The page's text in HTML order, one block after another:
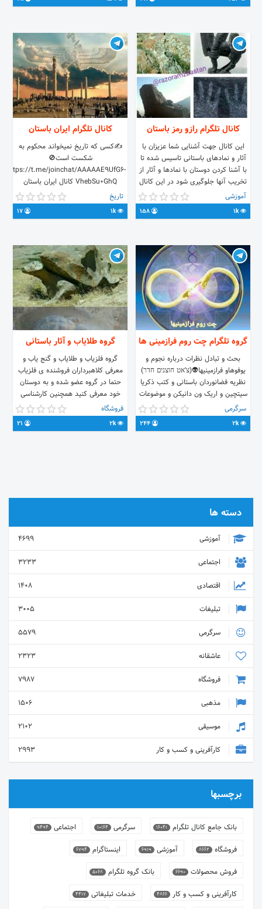
@dariiush1992 آیدی استاد داریوش
کانال تلگرام رازو رمز باستان
این کانال جهت آشنایی شما عزیزان با
آثار و نمادهای باستانی تاسیس شدە تا
با آشنا کردن دوستان با نمادها و آثار از
تخریب آنها جلوگیری شود در این کانال
تفسیر عکس و همچنین فروش
سیستمهای فلزیابی هم صورت میگیرد
ایدی مدیریت @felzyabbehtar
آموزشی
1k
کانال تلگرام ایران باستان
✍کسی که تاریخ نمیخواند محکوم به
شکست است🚫
https://t.me/joinchat/AAAAAE9UfG6-
VhebSu0GhQ کانال ایران باستان
تاریخ
1k
گروه تلگرام چت روم فرازمینی ها
بحث و تبادل نظرات درباره نجوم و
یوفوهاو فرازمینیها👽(צ'אט חוצנים חדר)
نظریه فضانوردان باستانی و کتب ذکریا
سیتچین و اریک ون دانیکن و موضوعات
همراستا بحث ادیان فقط با رعایت
احترام تبلیغات کانالها و گروههای
همراستا با اجازه ادمین بلامانع
سرگرمی
2k
گروه طلایاب و آثار باستانی
گروه فلزیاب و طلایاب و گنج یاب و
معرفی کلاهبرداران فروشنده ی فلزیاب
حتما در گروه عضو شده و به دوستان
خود معرفی کنید همچنین کارشناسی
های گسترده ای در این زمینه صورت
میپذیرد https://t.me/joinchat/C-
3pH0xZxeAH_hqsGWKO5w
فروشگاه
2k
دسته ها
آموزشی
4699
اجتماعی
3233
اقتصادی
1408
تبلیغات
3005
سرگرمی
5579
عاشقانه
2323
فروشگاه
7987
مذهبی
1506
موسیقی
2102
کارآفرینی و کسب و کار
2993
برچسبها
بانک جامع کانال تلگرام 16041 سرگرمی 10164 اجتماعی 9494
فروشگاه 8662 آموزشی 6919 اینستاگرام 6794
فروش محصولات 6690 بانک گروه تلگرام 5068
کارآفرینی و کسب و کار 4866 خدمات تبلیغاتی 4417